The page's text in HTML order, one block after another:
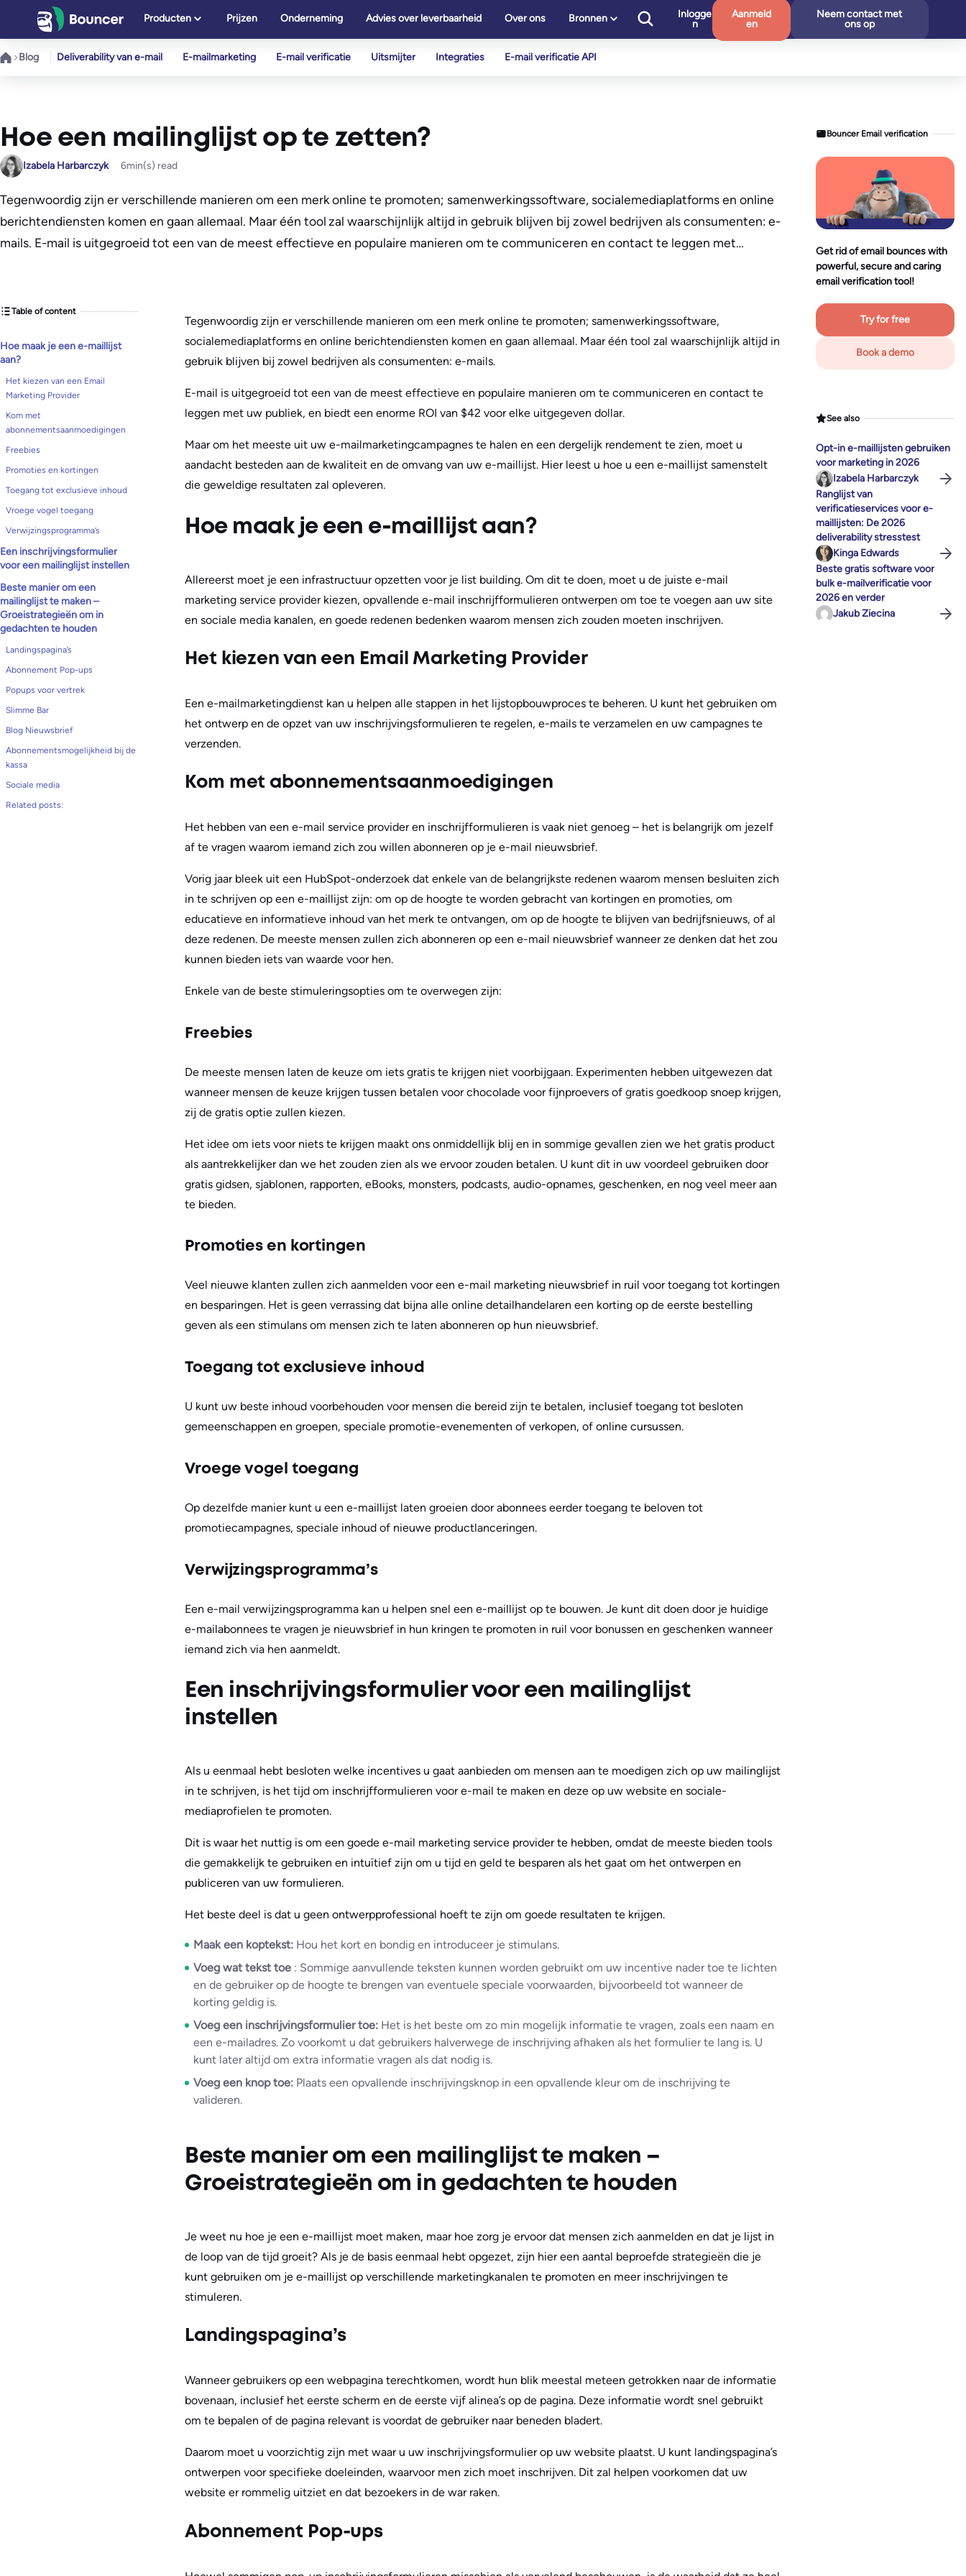
de
Producten Prijzen Onderneming Advies over leverbaarheid Over ons Bronnen
Inlogge
n
Aanmeld
en
Neem contact met
ons op
Blog Deliverability van e-mail E-mailmarketing E-mail verificatie Uitsmijter Integraties E-mail verificatie API
Hoe een mailinglijst op te zetten?
Izabela Harbarczyk 6min(s) read
Tegenwoordig zijn er verschillende manieren om een merk online te promoten; samenwerkingssoftware, socialemediaplatforms en online
berichtendiensten komen en gaan allemaal. Maar één tool zal waarschijnlijk altijd in gebruik blijven bij zowel bedrijven als consumenten: e-
mails. E-mail is uitgegroeid tot een van de meest effectieve en populaire manieren om te communiceren en contact te leggen met…
Table of content
Hoe maak je een e-maillijst
aan?
Het kiezen van een Email
Marketing Provider
Kom met
abonnementsaanmoedigingen
Freebies
Promoties en kortingen
Toegang tot exclusieve inhoud
Vroege vogel toegang
Verwijzingsprogramma’s
Een inschrijvingsformulier
voor een mailinglijst instellen
Beste manier om een
mailinglijst te maken –
Groeistrategieën om in
gedachten te houden
Landingspagina’s
Abonnement Pop-ups
Popups voor vertrek
Slimme Bar
Blog Nieuwsbrief
Abonnementsmogelijkheid bij de
kassa
Sociale media
Related posts:
Tegenwoordig zijn er verschillende manieren om een merk online te promoten; samenwerkingssoftware,
socialemediaplatforms en online berichtendiensten komen en gaan allemaal. Maar één tool zal waarschijnlijk altijd in
gebruik blijven bij zowel bedrijven als consumenten: e-mails.
E-mail is uitgegroeid tot een van de meest effectieve en populaire manieren om te communiceren en contact te
leggen met uw publiek, en biedt een enorme ROI van $42 voor elke uitgegeven dollar.
Maar om het meeste uit uw e-mailmarketingcampagnes te halen en een dergelijk rendement te zien, moet u
aandacht besteden aan de kwaliteit en de omvang van uw e-maillijst. Hier leest u hoe u een e-maillijst samenstelt
die geweldige resultaten zal opleveren.
Hoe maak je een e-maillijst aan?
Allereerst moet je een infrastructuur opzetten voor je list building. Om dit te doen, moet u de juiste e-mail
marketing service provider kiezen, opvallende e-mail inschrijfformulieren ontwerpen om toe te voegen aan uw site
en sociale media kanalen, en goede redenen bedenken waarom mensen zich zouden moeten inschrijven.
Het kiezen van een Email Marketing Provider
Een e-mailmarketingdienst kan u helpen alle stappen in het lijstopbouwproces te beheren. U kunt het gebruiken om
het ontwerp en de opzet van uw inschrijvingsformulieren te regelen, e-mails te verzamelen en uw campagnes te
verzenden.
Kom met abonnementsaanmoedigingen
Het hebben van een e-mail service provider en inschrijfformulieren is vaak niet genoeg – het is belangrijk om jezelf
af te vragen waarom iemand zich zou willen abonneren op je e-mail nieuwsbrief.
Vorig jaar bleek uit een HubSpot-onderzoek dat enkele van de belangrijkste redenen waarom mensen besluiten zich
in te schrijven op een e-maillijst zijn: om op de hoogte te worden gebracht van kortingen en promoties, om
educatieve en informatieve inhoud van het merk te ontvangen, om op de hoogte te blijven van bedrijfsnieuws, of al
deze redenen. De meeste mensen zullen zich abonneren op een e-mail nieuwsbrief wanneer ze denken dat het zou
kunnen bieden iets van waarde voor hen.
Enkele van de beste stimuleringsopties om te overwegen zijn:
Freebies
De meeste mensen laten de keuze om iets gratis te krijgen niet voorbijgaan. Experimenten hebben uitgewezen dat
wanneer mensen de keuze krijgen tussen betalen voor chocolade voor fijnproevers of gratis goedkoop snoep krijgen,
zij de gratis optie zullen kiezen.
Het idee om iets voor niets te krijgen maakt ons onmiddellijk blij en in sommige gevallen zien we het gratis product
als aantrekkelijker dan we het zouden zien als we ervoor zouden betalen. U kunt dit in uw voordeel gebruiken door
gratis gidsen, sjablonen, rapporten, eBooks, monsters, podcasts, audio-opnames, geschenken, en nog veel meer aan
te bieden.
Promoties en kortingen
Veel nieuwe klanten zullen zich aanmelden voor een e-mail marketing nieuwsbrief in ruil voor toegang tot kortingen
en besparingen. Het is geen verrassing dat bijna alle online detailhandelaren een korting op de eerste bestelling
geven als een stimulans om mensen zich te laten abonneren op hun nieuwsbrief.
Toegang tot exclusieve inhoud
U kunt uw beste inhoud voorbehouden voor mensen die bereid zijn te betalen, inclusief toegang tot besloten
gemeenschappen en groepen, speciale promotie-evenementen of verkopen, of online cursussen.
Vroege vogel toegang
Op dezelfde manier kunt u een e-maillijst laten groeien door abonnees eerder toegang te beloven tot
promotiecampagnes, speciale inhoud of nieuwe productlanceringen.
Verwijzingsprogramma’s
Een e-mail verwijzingsprogramma kan u helpen snel een e-maillijst op te bouwen. Je kunt dit doen door je huidige
e-mailabonnees te vragen je nieuwsbrief in hun kringen te promoten in ruil voor bonussen en geschenken wanneer
iemand zich via hen aanmeldt.
Een inschrijvingsformulier voor een mailinglijst
instellen
Als u eenmaal hebt besloten welke incentives u gaat aanbieden om mensen aan te moedigen zich op uw mailinglijst
in te schrijven, is het tijd om inschrijfformulieren voor e-mail te maken en deze op uw website en sociale-
mediaprofielen te promoten.
Dit is waar het nuttig is om een goede e-mail marketing service provider te hebben, omdat de meeste bieden tools
die gemakkelijk te gebruiken en intuïtief zijn om u tijd en geld te besparen als het gaat om het ontwerpen en
publiceren van uw formulieren.
Het beste deel is dat u geen ontwerpprofessional hoeft te zijn om goede resultaten te krijgen.
Maak een koptekst: Hou het kort en bondig en introduceer je stimulans.
Voeg wat tekst toe : Sommige aanvullende teksten kunnen worden gebruikt om uw incentive nader toe te lichten
en de gebruiker op de hoogte te brengen van eventuele speciale voorwaarden, bijvoorbeeld tot wanneer de
korting geldig is.
Voeg een inschrijvingsformulier toe: Het is het beste om zo min mogelijk informatie te vragen, zoals een naam en
een e-mailadres. Zo voorkomt u dat gebruikers halverwege de inschrijving afhaken als het formulier te lang is. U
kunt later altijd om extra informatie vragen als dat nodig is.
Voeg een knop toe: Plaats een opvallende inschrijvingsknop in een opvallende kleur om de inschrijving te
valideren.
Beste manier om een mailinglijst te maken –
Groeistrategieën om in gedachten te houden
Je weet nu hoe je een e-maillijst moet maken, maar hoe zorg je ervoor dat mensen zich aanmelden en dat je lijst in
de loop van de tijd groeit? Als je de basis eenmaal hebt opgezet, zijn hier een aantal beproefde strategieën die je
kunt gebruiken om je e-maillijst op verschillende marketingkanalen te promoten en meer inschrijvingen te
stimuleren.
Landingspagina’s
Wanneer gebruikers op een webpagina terechtkomen, wordt hun blik meestal meteen getrokken naar de informatie
bovenaan, inclusief het eerste scherm en de eerste vijf alinea’s op de pagina. Deze informatie wordt snel gebruikt
om te bepalen of de pagina relevant is voordat de gebruiker naar beneden bladert.
Daarom moet u voorzichtig zijn met waar u uw inschrijvingsformulier op uw website plaatst. U kunt landingspagina’s
ontwerpen voor specifieke doeleinden, waarvoor men zich moet inschrijven. Dit zal helpen voorkomen dat uw
website er rommelig uitziet en dat bezoekers in de war raken.
Abonnement Pop-ups
Bouncer Email verification
Get rid of email bounces with
powerful, secure and caring
email verification tool!
Try for free
Book a demo
See also
Opt-in e-maillijsten gebruiken
voor marketing in 2026
Izabela Harbarczyk
Ranglijst van
verificatieservices voor e-
maillijsten: De 2026
deliverability stresstest
Kinga Edwards
Beste gratis software voor
bulk e-mailverificatie voor
2026 en verder
Jakub Ziecina